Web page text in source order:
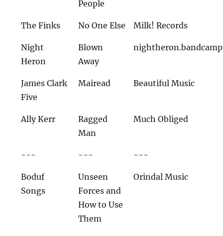
People
The Finks No One Else Milk! Records
Night
Heron
Blown
Away
James Clark
Five
Mairead Beautiful Music
Ally Kerr
Ragged
Man
Much Obliged
--- --- ---
Boduf
Songs
Unseen
Forces and
How to Use
Them
Orindal Music